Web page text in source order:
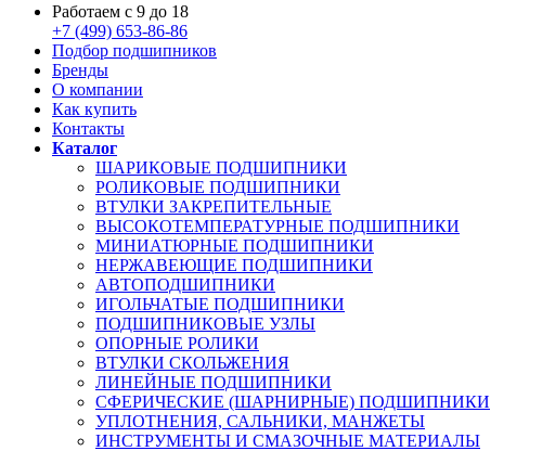
Работаем с 9 до 18
+7 (499) 653-86-86
Подбор подшипников
Бренды
О компании
Как купить
Контакты
Каталог
ШАРИКОВЫЕ ПОДШИПНИКИ
РОЛИКОВЫЕ ПОДШИПНИКИ
ВТУЛКИ ЗАКРЕПИТЕЛЬНЫЕ
ВЫСОКОТЕМПЕРАТУРНЫЕ ПОДШИПНИКИ
МИНИАТЮРНЫЕ ПОДШИПНИКИ
НЕРЖАВЕЮЩИЕ ПОДШИПНИКИ
АВТОПОДШИПНИКИ
ИГОЛЬЧАТЫЕ ПОДШИПНИКИ
ПОДШИПНИКОВЫЕ УЗЛЫ
ОПОРНЫЕ РОЛИКИ
ВТУЛКИ СКОЛЬЖЕНИЯ
ЛИНЕЙНЫЕ ПОДШИПНИКИ
СФЕРИЧЕСКИЕ (ШАРНИРНЫЕ) ПОДШИПНИКИ
УПЛОТНЕНИЯ, САЛЬНИКИ, МАНЖЕТЫ
ИНСТРУМЕНТЫ И СМАЗОЧНЫЕ МАТЕРИАЛЫ